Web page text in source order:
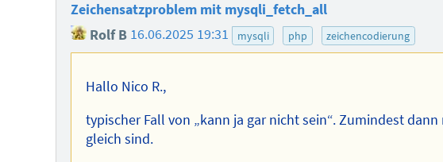
Zeichensatzproblem mit mysqli_fetch_all
Rolf B 16.06.2025 19:31 mysqli php zeichencodierung
Hallo Nico R.,
typischer Fall von „kann ja gar nicht sein“. Zumindest
gleich sind.